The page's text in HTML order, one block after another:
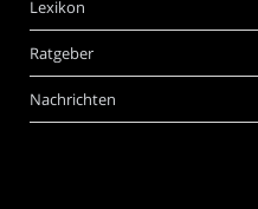
Lexikon
Ratgeber
Nachrichten